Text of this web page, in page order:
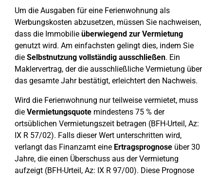
Um die Ausgaben für eine Ferienwohnung als
Werbungskosten abzusetzen, müssen Sie nachweisen,
dass die Immobilie überwiegend zur Vermietung
genutzt wird. Am einfachsten gelingt dies, indem Sie
die Selbstnutzung vollständig ausschließen. Ein
Maklervertrag, der die ausschließliche Vermietung über
das gesamte Jahr bestätigt, erleichtert den Nachweis.
Wird die Ferienwohnung nur teilweise vermietet, muss
die Vermietungsquote mindestens 75 % der
ortsüblichen Vermietungszeit betragen (BFH-Urteil, Az:
IX R 57/02). Falls dieser Wert unterschritten wird,
verlangt das Finanzamt eine Ertragsprognose über 30
Jahre, die einen Überschuss aus der Vermietung
aufzeigt (BFH-Urteil, Az: IX R 97/00). Diese Prognose